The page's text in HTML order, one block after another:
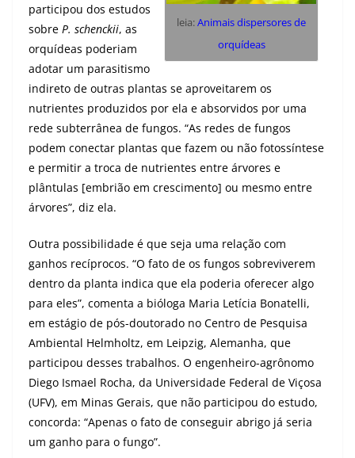
leia:Animais dispersores de
orquídeas
participou dos estudos
sobre P. schenckii, as
orquídeas poderiam
adotar um parasitismo
indireto de outras plantas se aproveitarem os
nutrientes produzidos por ela e absorvidos por uma
rede subterrânea de fungos. “As redes de fungos
podem conectar plantas que fazem ou não fotossíntese
e permitir a troca de nutrientes entre árvores e
plântulas [embrião em crescimento] ou mesmo entre
árvores”, diz ela.
Outra possibilidade é que seja uma relação com
ganhos recíprocos. “O fato de os fungos sobreviverem
dentro da planta indica que ela poderia oferecer algo
para eles”, comenta a bióloga Maria Letícia Bonatelli,
em estágio de pós-doutorado no Centro de Pesquisa
Ambiental Helmholtz, em Leipzig, Alemanha, que
participou desses trabalhos. O engenheiro-agrônomo
Diego Ismael Rocha, da Universidade Federal de Viçosa
(UFV), em Minas Gerais, que não participou do estudo,
concorda: “Apenas o fato de conseguir abrigo já seria
um ganho para o fungo”.